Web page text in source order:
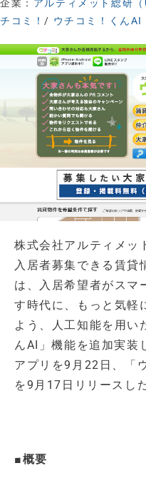
企業： アルティメット総研
チコミ！/ ウチコミ！くんAI
株式会社アルティメッ
入居者募集できる賃貸
は、入居希望者がスマ
す時代に、もっと気軽
よう、人工知能を用い
んAI」機能を追加実装
アプリを9月22日、「
を9月17日リリースし
■概要